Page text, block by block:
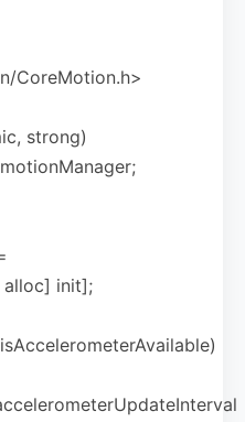
CoreMotion.h>
strong)
alloc] init];